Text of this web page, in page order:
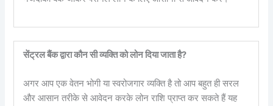
सेंट्रल बैंक द्वारा कौन सी व्यक्ति को लोन दिया जाता है?
अगर आप एक वेतन भोगी या स्वरोजगार व्यक्ति है तो आप बहुत ही सरल
और आसान तरीके से आवेदन करके लोन राशि प्राप्त कर सकते हैं यह